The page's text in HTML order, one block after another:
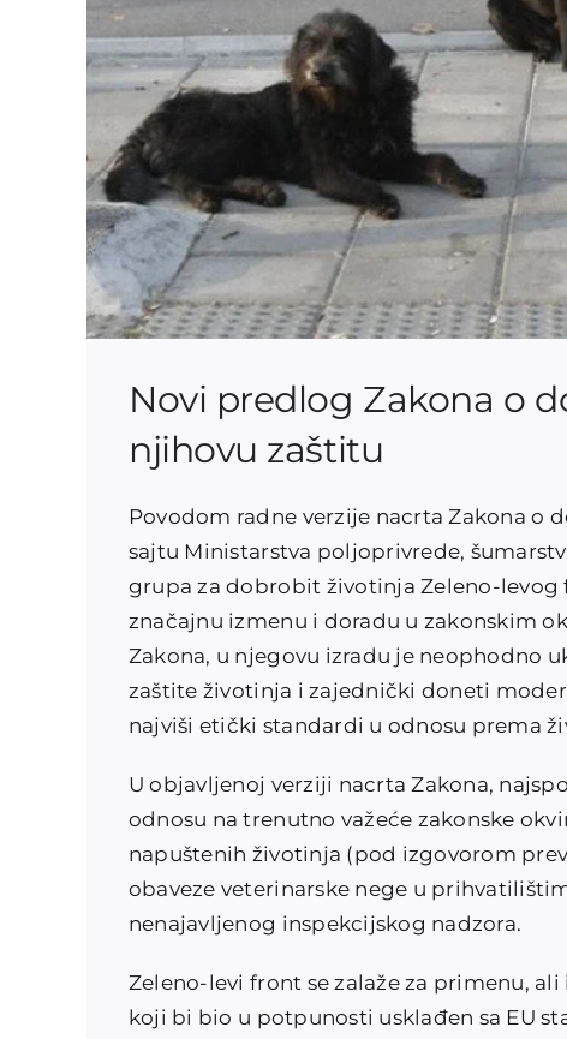
Novi predlog Zakona o
njihovu zaštitu
Povodom radne verzije nacrta Zakona o
sajtu Ministarstva poljoprivrede,
grupa za dobrobit životinja Zeleno-
značajnu izmenu i doradu u zakonskim
Zakona, u njegovu izradu je neophodno
zaštite životinja i zajednički doneti
najviši etički standardi u odnosu prema
U objavljenoj verziji nacrta Zakona,
odnosu na trenutno važeće zakonske
napuštenih životinja (pod izgovorom
obaveze veterinarske nege u
nenajavljenog inspekcijskog nadzora.
Zeleno-levi front se zalaže za primenu,
koji bi bio u potpunosti usklađen sa EU